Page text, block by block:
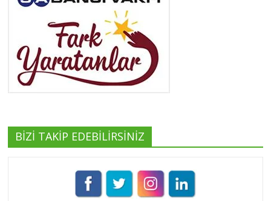
Yeşilist
Tüm yazıları görüntüle
BİZİ TAKİP EDEBİLİRSİNİZ